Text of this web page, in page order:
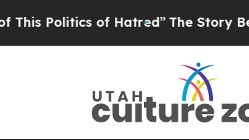
Politics of Hatred”The Story Behind